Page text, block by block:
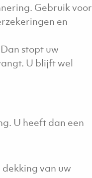
Gebruik voor
en
stopt uw
U blijft wel
U heeft dan een
van uw